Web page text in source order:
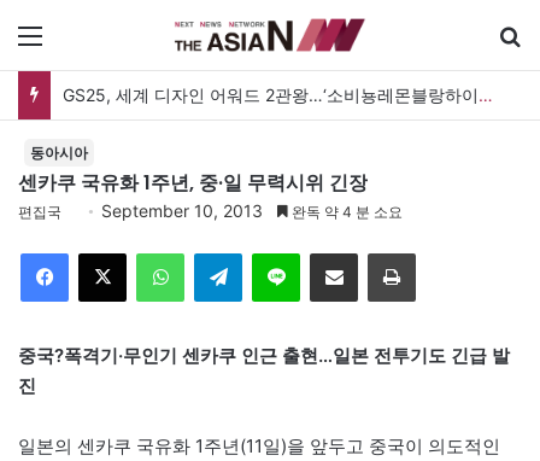
GS25, 세계 디자인 어워드 2관왕…‘소비뇽레몬블랑하이볼’ 디자인 경쟁력 인정
동아시아
센카쿠 국유화 1주년, 중·일 무력시위 긴장
편집국 September 10, 2013 완독 약 4 분 소요
Telegram 이메일
중국?폭격기·무인기 센카쿠 인근 출현…일본 전투기도 긴급 발
진
일본의 센카쿠 국유화 1주년(11일)을 앞두고 중국이 의도적인